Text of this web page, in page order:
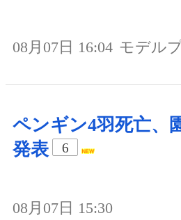
08月07日 16:04 モデル
ペンギン4羽死亡、
発表
6
08月07日 15:30